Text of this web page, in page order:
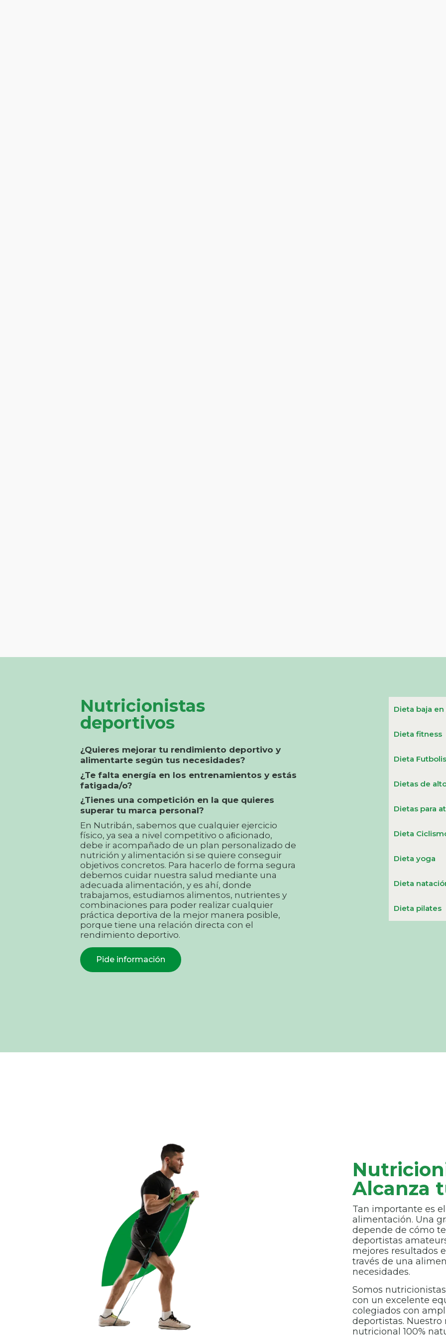
Nutricionistas
deportivos
¿Quieres mejorar tu rendimiento deportivo y
alimentarte según tus necesidades?
¿Te falta energía en los entrenamientos y estás
fatigada/o?
¿Tienes una competición en la que quieres
superar tu marca personal?
En Nutribán, sabemos que cualquier ejercicio
físico, ya sea a nivel competitivo o aﬁcionado,
debe ir acompañado de un plan personalizado de
nutrición y alimentación si se quiere conseguir
objetivos concretos. Para hacerlo de forma segura
debemos cuidar nuestra salud mediante una
adecuada alimentación, y es ahí, donde
trabajamos, estudiamos alimentos, nutrientes y
combinaciones para poder realizar cualquier
práctica deportiva de la mejor manera posible,
porque tiene una relación directa con el
rendimiento deportivo.
Pide información
Dieta baja
Dieta fitness
Dieta
Dietas de
Dietas para
Dieta
Dieta yoga
Dieta
Dieta pilates
Alcanza
Tan importante es
alimentación. Una
depende de cómo
deportistas
mejores resultados
través de una
necesidades.
Somos
con un excelente
colegiados con
deportistas.
nutricional 100%